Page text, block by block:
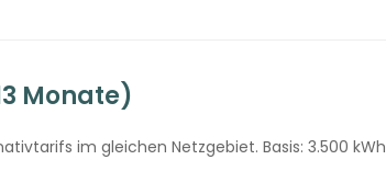
Monate)
im gleichen Netzgebiet. Basis: 3.500 kWh